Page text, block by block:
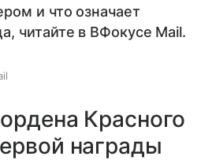
и что означает
читайте в ВФокусе Mail.
Красного
награды